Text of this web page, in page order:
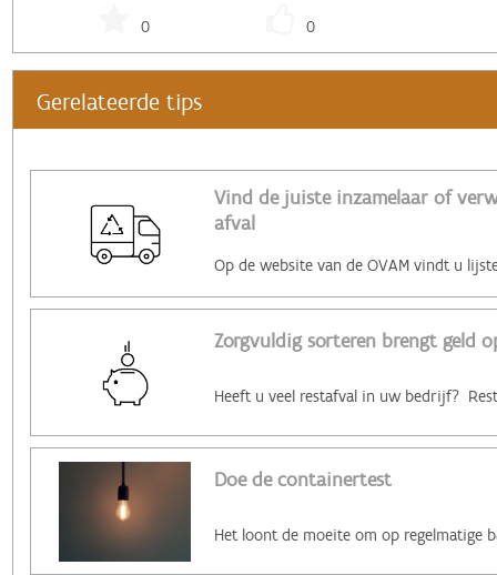
0 0
Gerelateerde tips
Vind de juiste inzamelaar of
afval
Zorgvuldig sorteren brengt geld
Doe de containertest